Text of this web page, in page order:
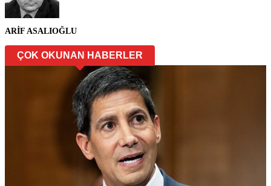
ARİF ASALIOĞLU
ÇOK OKUNAN HABERLER